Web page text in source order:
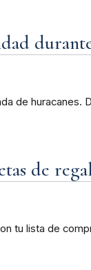
de huracanes.
de
tu lista de